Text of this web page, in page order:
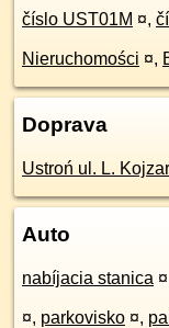
číslo UST01M ¤,
Nieruchomości ¤,
Doprava
Ustroń ul. L.
Auto
nabíjacia stanica ¤
¤, parkovisko ¤,